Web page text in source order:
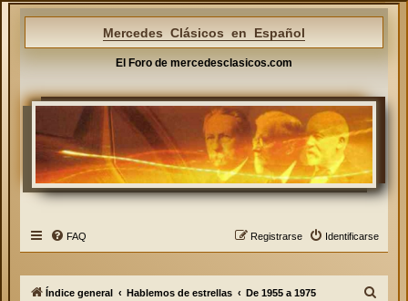
Mercedes Clásicos en Español
El Foro de mercedesclasicos.com
FAQ Identificarse
Registrarse
Índice general Hablemos de estrellas De 1955 a 1975